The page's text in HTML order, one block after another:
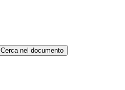
Cerca nel documento